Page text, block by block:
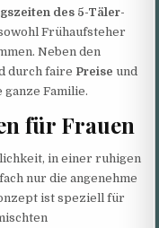
des 5-Täler-
Frühaufsteher
Neben den
durch faire Preise und
Familie.
für Frauen
in einer ruhigen
nur die angenehme
ist speziell für